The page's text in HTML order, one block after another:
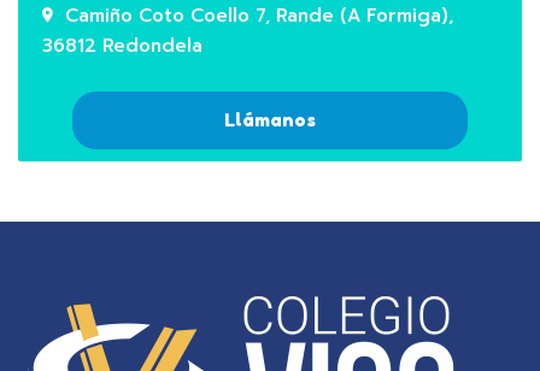
Camiño Coto Coello 7, Rande (A Formiga),
36812 Redondela
Llámanos